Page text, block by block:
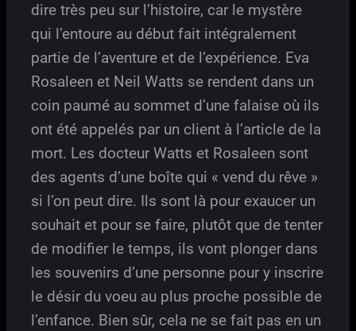
dire très peu sur l’histoire, car le mystère
qui l’entoure au début fait intégralement
partie de l’aventure et de l’expérience. Eva
Rosaleen et Neil Watts se rendent dans un
coin paumé au sommet d’une falaise où ils
ont été appelés par un client à l’article de la
mort. Les docteur Watts et Rosaleen sont
des agents d’une boîte qui « vend du rêve »
si l’on peut dire. Ils sont là pour exaucer un
souhait et pour se faire, plutôt que de tenter
de modifier le temps, ils vont plonger dans
les souvenirs d’une personne pour y inscrire
le désir du voeu au plus proche possible de
l’enfance. Bien sûr, cela ne se fait pas en un